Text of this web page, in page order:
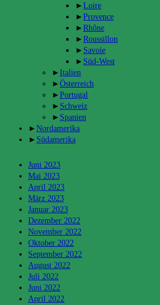
► Loire
► Provence
► Rhône
► Roussillon
► Savoie
► Süd-West
► Italien
► Österreich
► Portugal
► Schweiz
► Spanien
► Nordamerika
► Südamerika
Juni 2023
Mai 2023
April 2023
März 2023
Januar 2023
Dezember 2022
November 2022
Oktober 2022
September 2022
August 2022
Juli 2022
Juni 2022
April 2022